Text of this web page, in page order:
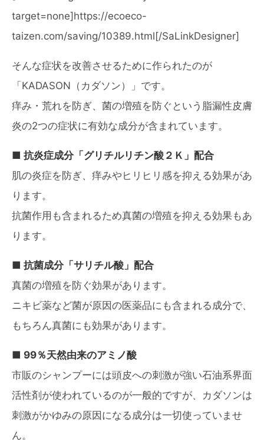
target=none]https://ecoeco-
taizen.com/saving/10389.html[/SaLinkDesigner]
そんな症状を改善させるために作られたのが
「KADASON（カダソン）」です。
痒み・荒れを防ぎ、菌の増殖を防ぐという脂漏性皮膚
炎の2つの症状に有効な成分が含まれています。
■ 抗炎症成分「グリチルリチン酸２Ｋ」配合
肌の炎症を防ぎ、痒みやヒリヒリ感を抑える効果があ
ります。
抗菌作用も含まれるため真菌の増殖を抑える効果もあ
ります。
■ 抗菌成分「サリチル酸」配合
真菌の増殖を防ぐ効果があります。
ニキビ薬など菌が原因の医薬品にも含まれる成分で、
もちろん真菌にも効果があります。
■ 99％天然由来のアミノ酸
市販のシャンプーには頭皮への刺激が強い石油系界面
活性剤が使われているのが一般的ですが、カダソンは
刺激がかゆみの原因になる成分は一切使っていませ
ん。